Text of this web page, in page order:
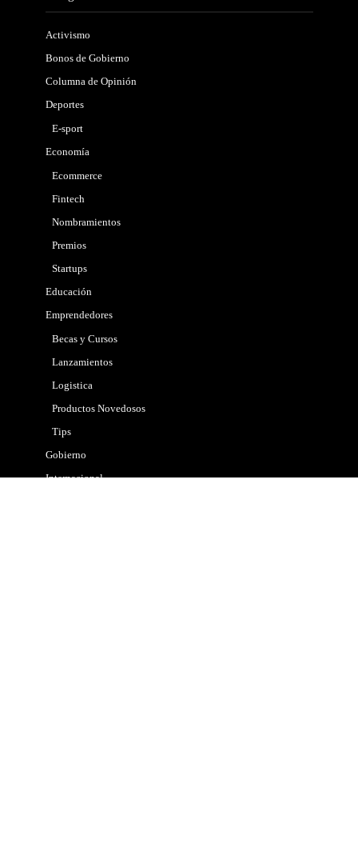
Activismo
Bonos de Gobierno
Columna de Opinión
Deportes
E-sport
Economía
Ecommerce
Fintech
Nombramientos
Premios
Startups
Educación
Emprendedores
Becas y Cursos
Lanzamientos
Logistica
Productos Novedosos
Tips
Gobierno
Internacional